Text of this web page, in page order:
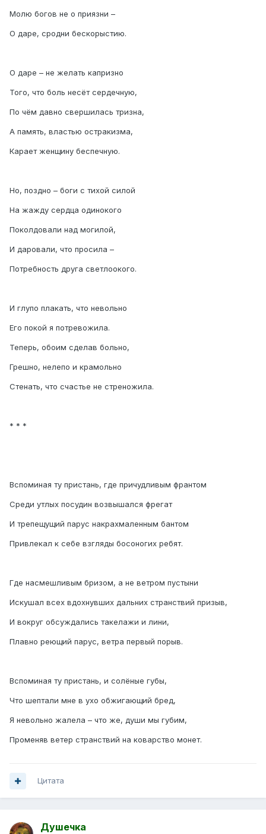
Молю богов не о приязни –
О даре, сродни бескорыстию.
О даре – не желать капризно
Того, что боль несёт сердечную,
По чём давно свершилась тризна,
А память, властью остракизма,
Карает женщину беспечную.
Но, поздно – боги с тихой силой
На жажду сердца одинокого
Поколдовали над могилой,
И даровали, что просила –
Потребность друга светлоокого.
И глупо плакать, что невольно
Его покой я потревожила.
Теперь, обоим сделав больно,
Грешно, нелепо и крамольно
Стенать, что счастье не стреножила.
* * *
Вспоминая ту пристань, где причудливым франтом
Среди утлых посудин возвышался фрегат
И трепещущий парус накрахмаленным бантом
Привлекал к себе взгляды босоногих ребят.
Где насмешливым бризом, а не ветром пустыни
Искушал всех вдохнувших дальних странствий призыв,
И вокруг обсуждались такелажи и лини,
Плавно реющий парус, ветра первый порыв.
Вспоминая ту пристань, и солёные губы,
Что шептали мне в ухо обжигающий бред,
Я невольно жалела – что же, души мы губим,
Променяв ветер странствий на коварство монет.
Цитата
Душечка